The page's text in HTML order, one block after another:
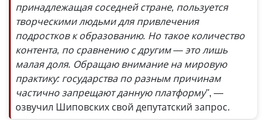
принадлежащая соседней стране, пользуется
творческими людьми для привлечения
подростков к образованию. Но такое количество
контента, по сравнению с другим — это лишь
малая доля. Обращаю внимание на мировую
практику: государства по разным причинам
частично запрещают данную платформу", —
озвучил Шиповских свой депутатский запрос.